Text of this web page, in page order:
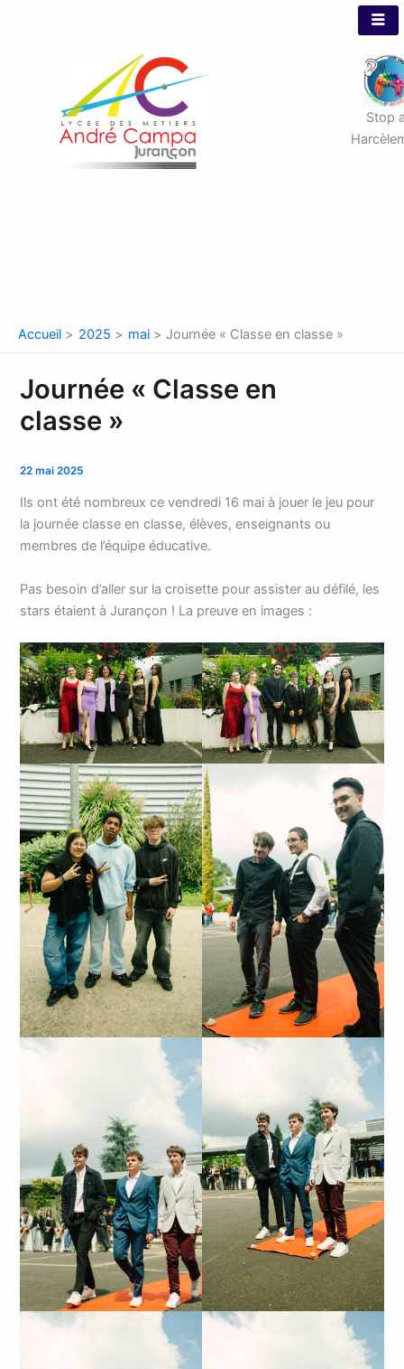
Stop
Accueil 2025 mai Journée « Classe en classe »
Journée « Classe en
classe »
22 mai 2025
Ils ont été nombreux ce vendredi 16 mai à jouer le jeu pour
la journée classe en classe, élèves, enseignants ou
membres de l’équipe éducative.
Pas besoin d’aller sur la croisette pour assister au défilé, les
stars étaient à Jurançon ! La preuve en images :